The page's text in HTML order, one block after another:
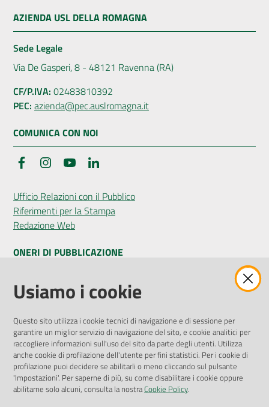
AZIENDA USL DELLA ROMAGNA
Sede Legale
Via De Gasperi, 8 - 48121 Ravenna (RA)
CF/P.IVA: 02483810392
PEC: azienda@pec.auslromagna.it
COMUNICA CON NOI
FacebookInstagramYouTube
Ufficio Relazioni con il Pubblico
Riferimenti per la Stampa
Redazione Web
ONERI DI PUBBLICAZIONE
Amministrazione Trasparente
Pubblicità legale
Privacy Policy
Attuazione Misure PNRR
Liste di Attesa
ENTI, IMPRESE E PARTNER
Usiamo i cookie
Questo sito utilizza i cookie tecnici di navigazione e di sessione per
garantire un miglior servizio di navigazione del sito, e cookie analitici per
raccogliere informazioni sull'uso del sito da parte degli utenti. Utilizza
anche cookie di profilazione dell'utente per fini statistici. Per i cookie di
profilazione puoi decidere se abilitarli o meno cliccando sul pulsante
'Impostazioni'. Per saperne di più, su come disabilitare i cookie oppure
abilitarne solo alcuni, consulta la nostraCookie Policy.